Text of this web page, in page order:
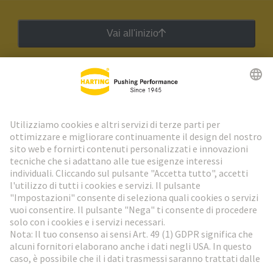
Vai all'inizio
Newsletter HARTING
Vai al registrazione
Social Media